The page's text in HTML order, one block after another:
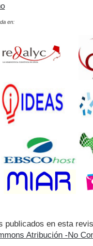
en:
publicados en esta
Atribución -No